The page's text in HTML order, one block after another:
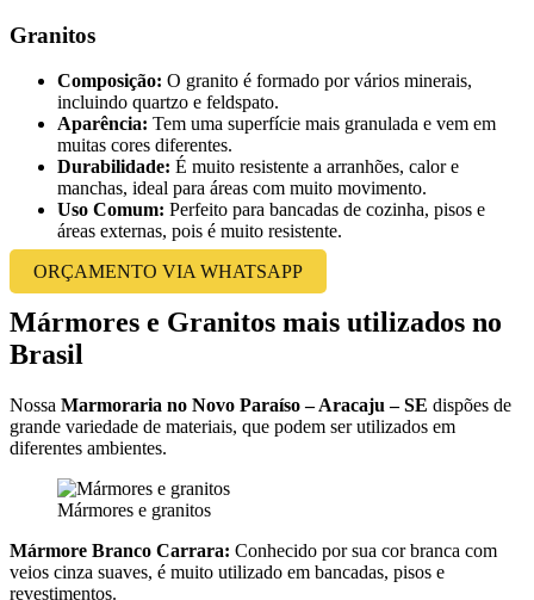
Granitos
Composição: O granito é formado por vários minerais,
incluindo quartzo e feldspato.
Aparência: Tem uma superfície mais granulada e vem em
muitas cores diferentes.
Durabilidade: É muito resistente a arranhões, calor e
manchas, ideal para áreas com muito movimento.
Uso Comum: Perfeito para bancadas de cozinha, pisos e
áreas externas, pois é muito resistente.
ORÇAMENTO VIA WHATSAPP
Mármores e Granitos mais utilizados no
Brasil
Nossa Marmoraria no Novo Paraíso – Aracaju – SE dispões de
grande variedade de materiais, que podem ser utilizados em
diferentes ambientes.
Mármores e granitos
Mármore Branco Carrara: Conhecido por sua cor branca com
veios cinza suaves, é muito utilizado em bancadas, pisos e
revestimentos.